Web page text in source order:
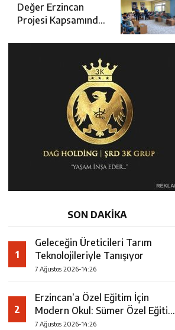
Toplantısı
Değer Erzincan
Projesi Kapsamında
Eğitimi
SON DAKİKA
1
Geleceğin Üreticileri Tarım
Teknolojileriyle Tanışıyor
7 Ağustos 2026-14:26
2
Erzincan’a Özel Eğitim İçin
Modern Okul: Sümer Özel Eğitim
Meslek Okulu Protokolü
7 Ağustos 2026-14:26